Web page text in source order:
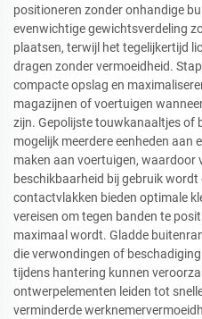
positioneren zonder onhandige
evenwichtige gewichtsverdeling
plaatsen, terwijl het tegelijkertijd
dragen zonder vermoeidheid.
compacte opslag en
magazijnen of voertuigen
zijn. Gepolijste touwkanaaltjes of
mogelijk meerdere eenheden aan
maken aan voertuigen, waardoor
beschikbaarheid bij gebruik
contactvlakken bieden optimale
vereisen om tegen banden te
maximaal wordt. Gladde
die verwondingen of
tijdens hantering kunnen
ontwerpelementen leiden tot
verminderde